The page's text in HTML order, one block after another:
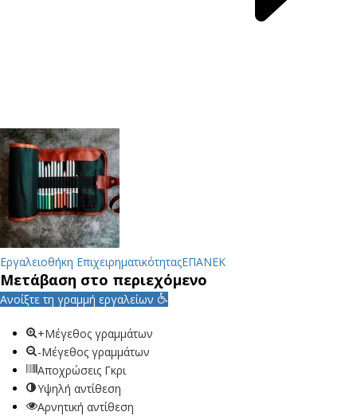
Εργαλειοθήκη ΕπιχειρηματικότηταςΕΠΑΝΕΚ
Μετάβαση στο περιεχόμενο
Ανοίξτε τη γραμμή εργαλείων
+Μέγεθος γραμμάτων
-Μέγεθος γραμμάτων
Αποχρώσεις Γκρι
Υψηλή αντίθεση
Αρνητική αντίθεση